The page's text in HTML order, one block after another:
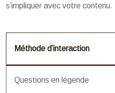
s’impliquer avec votre contenu.
Méthode d’interaction
Questions en légende